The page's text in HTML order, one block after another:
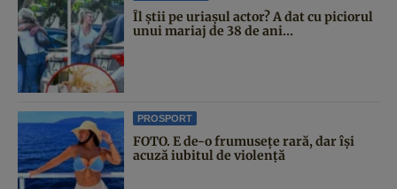
Îl știi pe uriașul actor? A dat cu piciorul
unui mariaj de 38 de ani...
PROSPORT
FOTO. E de-o frumusețe rară, dar își
acuză iubitul de violență